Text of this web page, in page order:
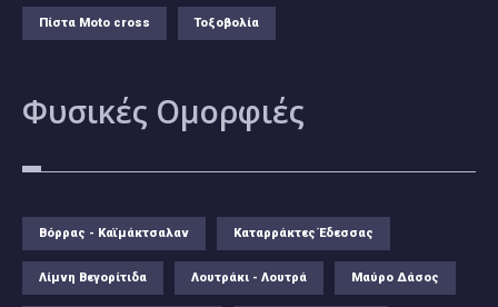
Πίστα Moto cross Τοξοβολία
Φυσικές Ομορφιές
Βόρρας - Καϊμάκτσαλαν Καταρράκτες Έδεσσας
Λίμνη Βεγορίτιδα Λουτράκι - Λουτρά Μαύρο Δάσος